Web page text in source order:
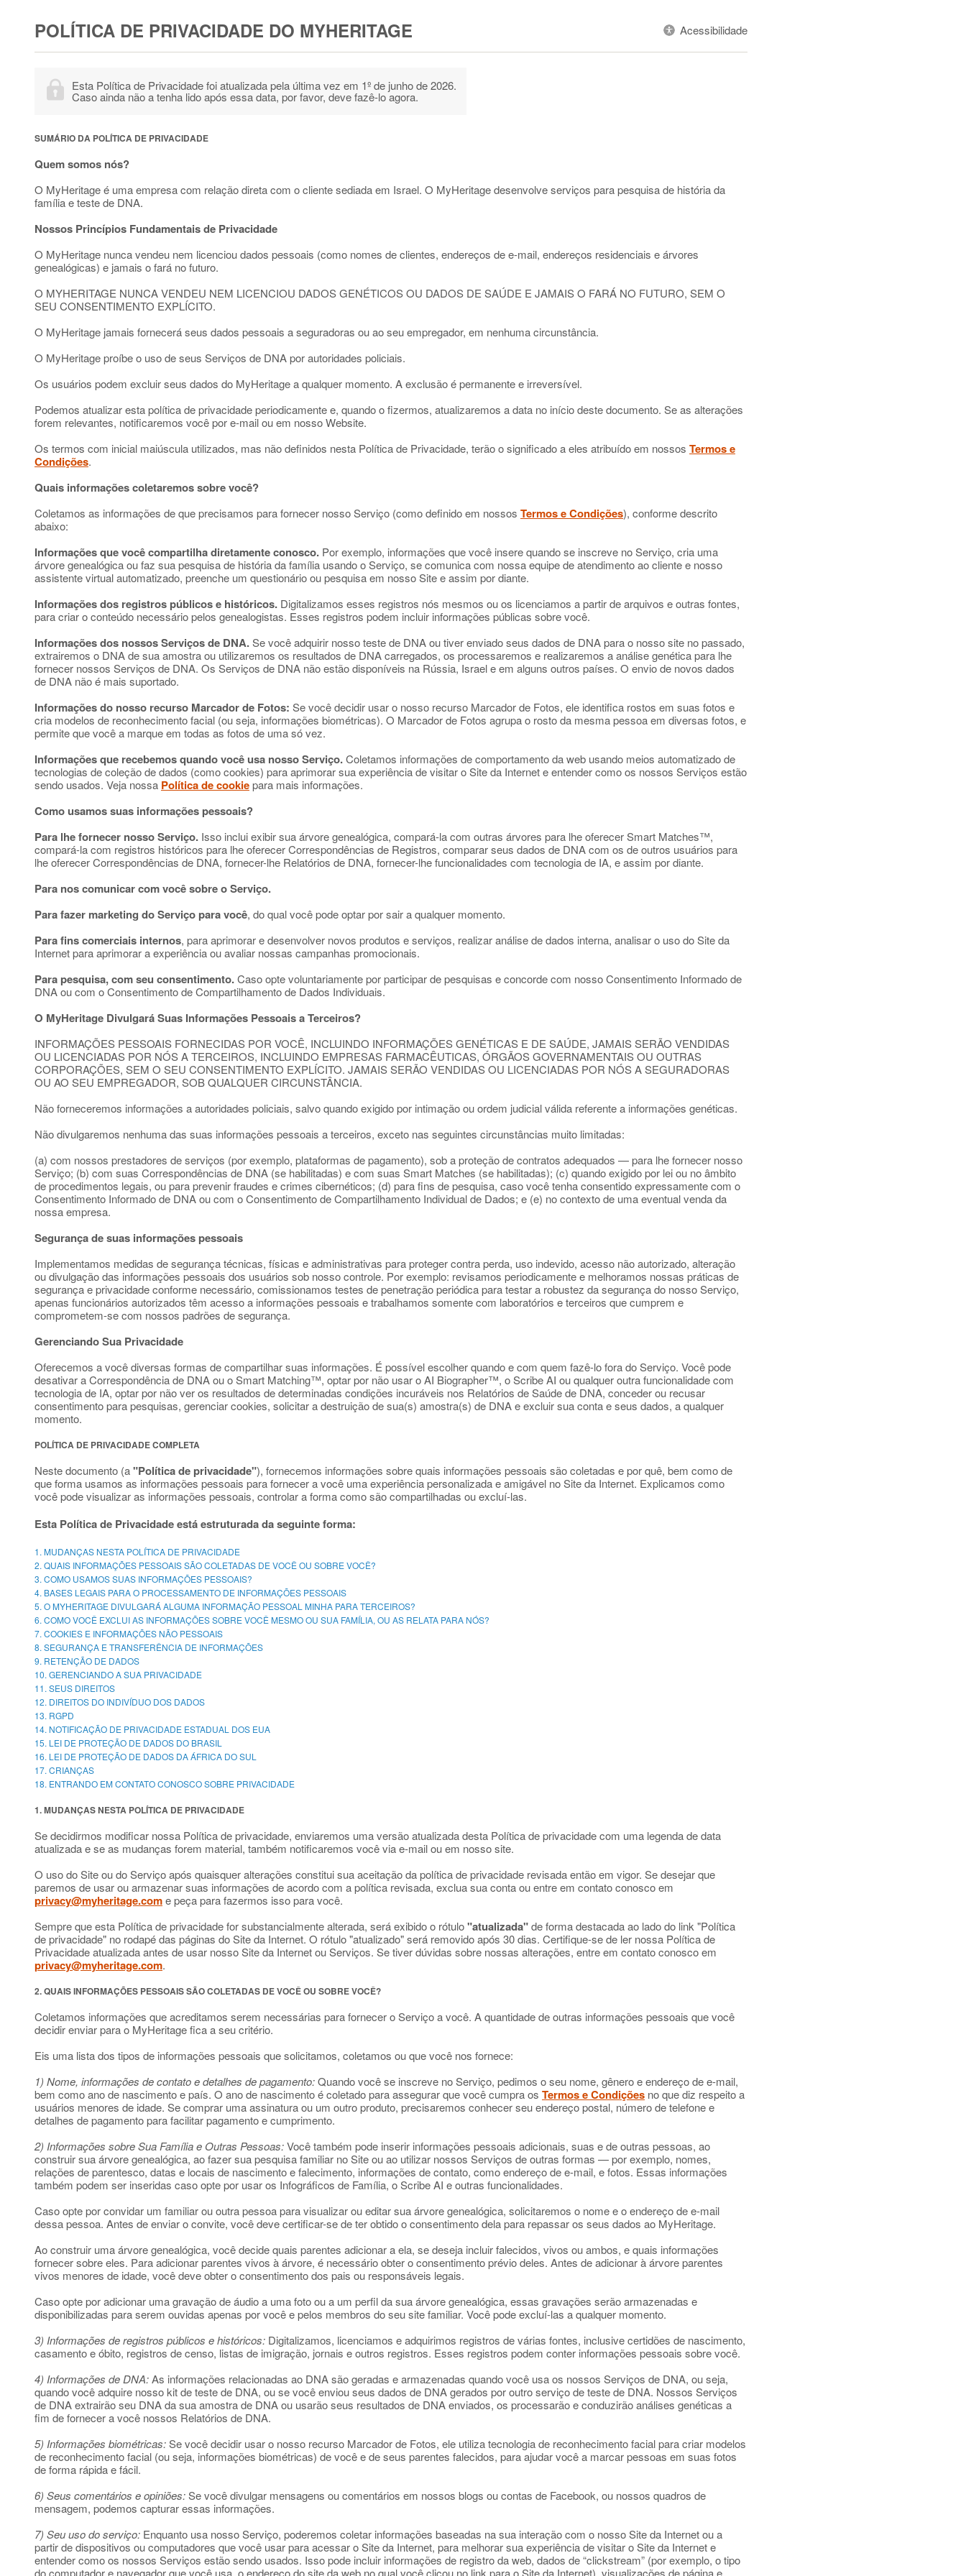
Acessibilidade
POLÍTICA DE PRIVACIDADE DO MYHERITAGE
Esta Política de Privacidade foi atualizada pela última vez em 1º de junho de 2026.
Caso ainda não a tenha lido após essa data, por favor, deve fazê-lo agora.
SUMÁRIO DA POLÍTICA DE PRIVACIDADE
Quem somos nós?
O MyHeritage é uma empresa com relação direta com o cliente sediada em Israel. O MyHeritage desenvolve serviços para pesquisa de história da
família e teste de DNA.
Nossos Princípios Fundamentais de Privacidade
O MyHeritage nunca vendeu nem licenciou dados pessoais (como nomes de clientes, endereços de e-mail, endereços residenciais e árvores
genealógicas) e jamais o fará no futuro.
O MYHERITAGE NUNCA VENDEU NEM LICENCIOU DADOS GENÉTICOS OU DADOS DE SAÚDE E JAMAIS O FARÁ NO FUTURO, SEM O
SEU CONSENTIMENTO EXPLÍCITO.
O MyHeritage jamais fornecerá seus dados pessoais a seguradoras ou ao seu empregador, em nenhuma circunstância.
O MyHeritage proíbe o uso de seus Serviços de DNA por autoridades policiais.
Os usuários podem excluir seus dados do MyHeritage a qualquer momento. A exclusão é permanente e irreversível.
Podemos atualizar esta política de privacidade periodicamente e, quando o fizermos, atualizaremos a data no início deste documento. Se as alterações
forem relevantes, notificaremos você por e-mail ou em nosso Website.
Os termos com inicial maiúscula utilizados, mas não definidos nesta Política de Privacidade, terão o significado a eles atribuído em nossos Termos e
Condições.
Quais informações coletaremos sobre você?
Coletamos as informações de que precisamos para fornecer nosso Serviço (como definido em nossos Termos e Condições), conforme descrito
abaixo:
Informações que você compartilha diretamente conosco. Por exemplo, informações que você insere quando se inscreve no Serviço, cria uma
árvore genealógica ou faz sua pesquisa de história da família usando o Serviço, se comunica com nossa equipe de atendimento ao cliente e nosso
assistente virtual automatizado, preenche um questionário ou pesquisa em nosso Site e assim por diante.
Informações dos registros públicos e históricos. Digitalizamos esses registros nós mesmos ou os licenciamos a partir de arquivos e outras fontes,
para criar o conteúdo necessário pelos genealogistas. Esses registros podem incluir informações públicas sobre você.
Informações dos nossos Serviços de DNA.Se você adquirir nosso teste de DNA ou tiver enviado seus dados de DNA para o nosso site no passado,
extrairemos o DNA de sua amostra ou utilizaremos os resultados de DNA carregados, os processaremos e realizaremos a análise genética para lhe
fornecer nossos Serviços de DNA. Os Serviços de DNA não estão disponíveis na Rússia, Israel e em alguns outros países. O envio de novos dados
de DNA não é mais suportado.
Informações do nosso recurso Marcador de Fotos: Se você decidir usar o nosso recurso Marcador de Fotos, ele identifica rostos em suas fotos e
cria modelos de reconhecimento facial (ou seja, informações biométricas). O Marcador de Fotos agrupa o rosto da mesma pessoa em diversas fotos, e
permite que você a marque em todas as fotos de uma só vez.
Informações que recebemos quando você usa nosso Serviço.Coletamos informações de comportamento da web usando meios automatizado de
tecnologias de coleção de dados (como cookies) para aprimorar sua experiência de visitar o Site da Internet e entender como os nossos Serviços estão
sendo usados. Veja nossa Política de cookiepara mais informações.
Como usamos suas informações pessoais?
Para lhe fornecer nosso Serviço. Isso inclui exibir sua árvore genealógica, compará-la com outras árvores para lhe oferecer Smart Matches™,
compará-la com registros históricos para lhe oferecer Correspondências de Registros, comparar seus dados de DNA com os de outros usuários para
lhe oferecer Correspondências de DNA, fornecer-lhe Relatórios de DNA, fornecer-lhe funcionalidades com tecnologia de IA, e assim por diante.
Para nos comunicar com você sobre o Serviço.
Para fazer marketing do Serviço para você, do qual você pode optar por sair a qualquer momento.
Para fins comerciais internos, para aprimorar e desenvolver novos produtos e serviços, realizar análise de dados interna, analisar o uso do Site da
Internet para aprimorar a experiência ou avaliar nossas campanhas promocionais.
Para pesquisa, com seu consentimento.Caso opte voluntariamente por participar de pesquisas e concorde com nosso Consentimento Informado de
DNA ou com o Consentimento de Compartilhamento de Dados Individuais.
O MyHeritage Divulgará Suas Informações Pessoais a Terceiros?
INFORMAÇÕES PESSOAIS FORNECIDAS POR VOCÊ, INCLUINDO INFORMAÇÕES GENÉTICAS E DE SAÚDE, JAMAIS SERÃO VENDIDAS
OU LICENCIADAS POR NÓS A TERCEIROS, INCLUINDO EMPRESAS FARMACÊUTICAS, ÓRGÃOS GOVERNAMENTAIS OU OUTRAS
CORPORAÇÕES, SEM O SEU CONSENTIMENTO EXPLÍCITO. JAMAIS SERÃO VENDIDAS OU LICENCIADAS POR NÓS A SEGURADORAS
OU AO SEU EMPREGADOR, SOB QUALQUER CIRCUNSTÂNCIA.
Não forneceremos informações a autoridades policiais, salvo quando exigido por intimação ou ordem judicial válida referente a informações genéticas.
Não divulgaremos nenhuma das suas informações pessoais a terceiros, exceto nas seguintes circunstâncias muito limitadas:
(a) com nossos prestadores de serviços (por exemplo, plataformas de pagamento), sob a proteção de contratos adequados — para lhe fornecer nosso
Serviço; (b) com suas Correspondências de DNA (se habilitadas) e com suas Smart Matches (se habilitadas); (c) quando exigido por lei ou no âmbito
de procedimentos legais, ou para prevenir fraudes e crimes cibernéticos; (d) para fins de pesquisa, caso você tenha consentido expressamente com o
Consentimento Informado de DNA ou com o Consentimento de Compartilhamento Individual de Dados; e (e) no contexto de uma eventual venda da
nossa empresa.
Segurança de suas informações pessoais
Implementamos medidas de segurança técnicas, físicas e administrativas para proteger contra perda, uso indevido, acesso não autorizado, alteração
ou divulgação das informações pessoais dos usuários sob nosso controle. Por exemplo: revisamos periodicamente e melhoramos nossas práticas de
segurança e privacidade conforme necessário, comissionamos testes de penetração periódica para testar a robustez da segurança do nosso Serviço,
apenas funcionários autorizados têm acesso a informações pessoais e trabalhamos somente com laboratórios e terceiros que cumprem e
comprometem-se com nossos padrões de segurança.
Gerenciando Sua Privacidade
Oferecemos a você diversas formas de compartilhar suas informações. É possível escolher quando e com quem fazê-lo fora do Serviço. Você pode
desativar a Correspondência de DNA ou o Smart Matching™, optar por não usar o AI Biographer™, o Scribe AI ou qualquer outra funcionalidade com
tecnologia de IA, optar por não ver os resultados de determinadas condições incuráveis nos Relatórios de Saúde de DNA, conceder ou recusar
consentimento para pesquisas, gerenciar cookies, solicitar a destruição de sua(s) amostra(s) de DNA e excluir sua conta e seus dados, a qualquer
momento.
POLÍTICA DE PRIVACIDADE COMPLETA
Neste documento (a"Política de privacidade"), fornecemos informações sobre quais informações pessoais são coletadas e por quê, bem como de
que forma usamos as informações pessoais para fornecer a você uma experiência personalizada e amigável no Site da Internet. Explicamos como
você pode visualizar as informações pessoais, controlar a forma como são compartilhadas ou excluí-las.
Esta Política de Privacidade está estruturada da seguinte forma:
1. MUDANÇAS NESTA POLÍTICA DE PRIVACIDADE
2. QUAIS INFORMAÇÕES PESSOAIS SÃO COLETADAS DE VOCÊ OU SOBRE VOCÊ?
3. COMO USAMOS SUAS INFORMAÇÕES PESSOAIS?
4. BASES LEGAIS PARA O PROCESSAMENTO DE INFORMAÇÕES PESSOAIS
5. O MYHERITAGE DIVULGARÁ ALGUMA INFORMAÇÃO PESSOAL MINHA PARA TERCEIROS?
6. COMO VOCÊ EXCLUI AS INFORMAÇÕES SOBRE VOCÊ MESMO OU SUA FAMÍLIA, OU AS RELATA PARA NÓS?
7. COOKIES E INFORMAÇÕES NÃO PESSOAIS
8. SEGURANÇA E TRANSFERÊNCIA DE INFORMAÇÕES
9. RETENÇÃO DE DADOS
10. GERENCIANDO A SUA PRIVACIDADE
11. SEUS DIREITOS
12. DIREITOS DO INDIVÍDUO DOS DADOS
13. RGPD
14. NOTIFICAÇÃO DE PRIVACIDADE ESTADUAL DOS EUA
15. LEI DE PROTEÇÃO DE DADOS DO BRASIL
16. LEI DE PROTEÇÃO DE DADOS DA ÁFRICA DO SUL
17. CRIANÇAS
18. ENTRANDO EM CONTATO CONOSCO SOBRE PRIVACIDADE
1. MUDANÇAS NESTA POLÍTICA DE PRIVACIDADE
Se decidirmos modificar nossa Política de privacidade, enviaremos uma versão atualizada desta Política de privacidade com uma legenda de data
atualizada e se as mudanças forem material, também notificaremos você via e-mail ou em nosso site.
O uso do Site ou do Serviço após quaisquer alterações constitui sua aceitação da política de privacidade revisada então em vigor. Se desejar que
paremos de usar ou armazenar suas informações de acordo com a política revisada, exclua sua conta ou entre em contato conosco em
privacy@myheritage.come peça para fazermos isso para você.
Sempre que esta Política de privacidade for substancialmente alterada, será exibido o rótulo"atualizada"de forma destacada ao lado do link "Política
de privacidade" no rodapé das páginas do Site da Internet. O rótulo "atualizado" será removido após 30 dias. Certifique-se de ler nossa Política de
Privacidade atualizada antes de usar nosso Site da Internet ou Serviços. Se tiver dúvidas sobre nossas alterações, entre em contato conosco em
privacy@myheritage.com.
2. QUAIS INFORMAÇÕES PESSOAIS SÃO COLETADAS DE VOCÊ OU SOBRE VOCÊ?
Coletamos informações que acreditamos serem necessárias para fornecer o Serviço a você. A quantidade de outras informações pessoais que você
decidir enviar para o MyHeritage fica a seu critério.
Eis uma lista dos tipos de informações pessoais que solicitamos, coletamos ou que você nos fornece:
1) Nome, informações de contato e detalhes de pagamento:Quando você se inscreve no Serviço, pedimos o seu nome, gênero e endereço de e-mail,
bem como ano de nascimento e país. O ano de nascimento é coletado para assegurar que você cumpra os Termos e Condições no que diz respeito a
usuários menores de idade. Se comprar uma assinatura ou um outro produto, precisaremos conhecer seu endereço postal, número de telefone e
detalhes de pagamento para facilitar pagamento e cumprimento.
2) Informações sobre Sua Família e Outras Pessoas:Você também pode inserir informações pessoais adicionais, suas e de outras pessoas, ao
construir sua árvore genealógica, ao fazer sua pesquisa familiar no Site ou ao utilizar nossos Serviços de outras formas — por exemplo, nomes,
relações de parentesco, datas e locais de nascimento e falecimento, informações de contato, como endereço de e-mail, e fotos. Essas informações
também podem ser inseridas caso opte por usar os Infográficos de Família, o Scribe AI e outras funcionalidades.
Caso opte por convidar um familiar ou outra pessoa para visualizar ou editar sua árvore genealógica, solicitaremos o nome e o endereço de e-mail
dessa pessoa. Antes de enviar o convite, você deve certificar-se de ter obtido o consentimento dela para repassar os seus dados ao MyHeritage.
Ao construir uma árvore genealógica, você decide quais parentes adicionar a ela, se deseja incluir falecidos, vivos ou ambos, e quais informações
fornecer sobre eles. Para adicionar parentes vivos à árvore, é necessário obter o consentimento prévio deles. Antes de adicionar à árvore parentes
vivos menores de idade, você deve obter o consentimento dos pais ou responsáveis legais.
Caso opte por adicionar uma gravação de áudio a uma foto ou a um perfil da sua árvore genealógica, essas gravações serão armazenadas e
disponibilizadas para serem ouvidas apenas por você e pelos membros do seu site familiar. Você pode excluí-las a qualquer momento.
3) Informações de registros públicos e históricos: Digitalizamos, licenciamos e adquirimos registros de várias fontes, inclusive certidões de nascimento,
casamento e óbito, registros de censo, listas de imigração, jornais e outros registros. Esses registros podem conter informações pessoais sobre você.
4) Informações de DNA:As informações relacionadas ao DNA são geradas e armazenadas quando você usa os nossos Serviços de DNA, ou seja,
quando você adquire nosso kit de teste de DNA, ou se você enviou seus dados de DNA gerados por outro serviço de teste de DNA. Nossos Serviços
de DNA extrairão seu DNA da sua amostra de DNA ou usarão seus resultados de DNA enviados, os processarão e conduzirão análises genéticas a
fim de fornecer a você nossos Relatórios de DNA.
5) Informações biométricas:Se você decidir usar o nosso recurso Marcador de Fotos, ele utiliza tecnologia de reconhecimento facial para criar modelos
de reconhecimento facial (ou seja, informações biométricas) de você e de seus parentes falecidos, para ajudar você a marcar pessoas em suas fotos
de forma rápida e fácil.
6) Seus comentários e opiniões:Se você divulgar mensagens ou comentários em nossos blogs ou contas de Facebook, ou nossos quadros de
mensagem, podemos capturar essas informações.
7) Seu uso do serviço: Enquanto usa nosso Serviço, poderemos coletar informações baseadas na sua interação com o nosso Site da Internet ou a
partir de dispositivos ou computadores que você usar para acessar o Site da Internet, para melhorar sua experiência de visitar o Site da Internet e
entender como os nossos Serviços estão sendo usados. Isso pode incluir informações de registro da web, dados de “clickstream” (por exemplo, o tipo
do computador e navegador que você usa, o endereço do site da web no qual você clicou no link para o Site da Internet), visualizações de página e